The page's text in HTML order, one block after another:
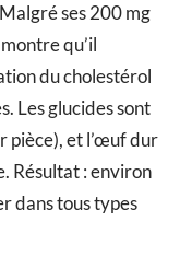
ses 200 mg
qu’il
du cholestérol
Les glucides sont
pièce), et l’œuf dur
Résultat : environ
dans tous types